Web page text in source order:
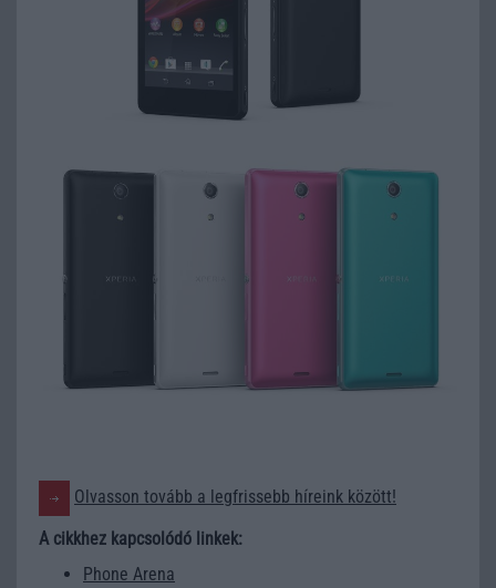
Olvasson tovább a legfrissebb híreink között!
A cikkhez kapcsolódó linkek:
Phone Arena